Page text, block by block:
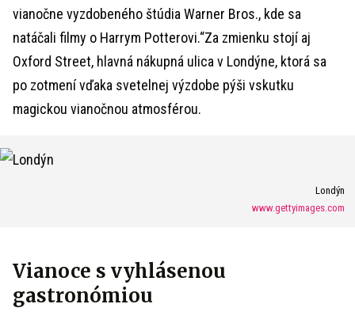
vianočne vyzdobeného štúdia Warner Bros., kde sa
natáčali filmy o Harrym Potterovi.“Za zmienku stojí aj
Oxford Street, hlavná nákupná ulica v Londýne, ktorá sa
po zotmení vďaka svetelnej výzdobe pýši vskutku
magickou vianočnou atmosférou.
Londýn
www.gettyimages.com
Vianoce s vyhlásenou
gastronómiou